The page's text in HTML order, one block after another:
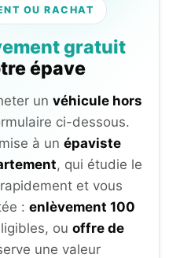
OU RACHAT
gratuit
épave
un véhicule hors
ci-dessous.
à un épaviste
, qui étudie le
et vous
: enlèvement 100
ou offre de
une valeur